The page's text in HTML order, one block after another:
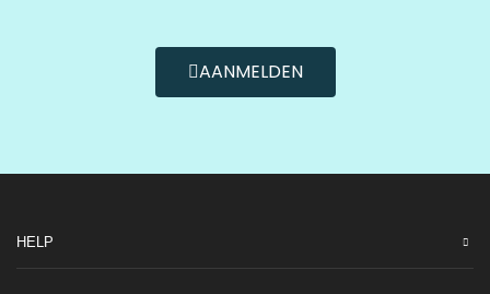
AANMELDEN
HELP